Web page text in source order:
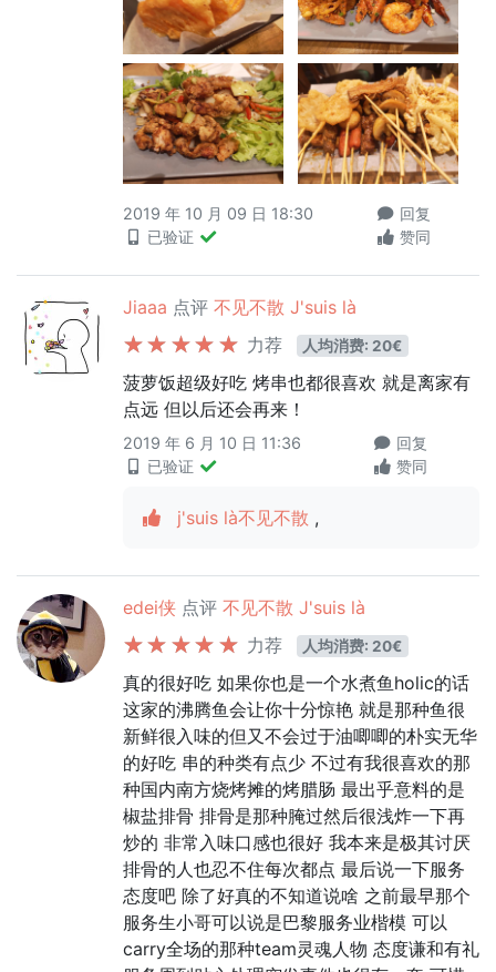
2019 年 10 月 09 日 18:30
已验证
回复
赞同
Jiaaa 点评 不见不散 J'suis là
力荐
人均消费: 20€
菠萝饭超级好吃 烤串也都很喜欢 就是离家有
点远 但以后还会再来！
2019 年 6 月 10 日 11:36
已验证
回复
赞同
j'suis là不见不散 ,
edei侠 点评 不见不散 J'suis là
力荐
人均消费: 20€
真的很好吃 如果你也是一个水煮鱼holic的话
这家的沸腾鱼会让你十分惊艳 就是那种鱼很
新鲜很入味的但又不会过于油唧唧的朴实无华
的好吃 串的种类有点少 不过有我很喜欢的那
种国内南方烧烤摊的烤腊肠 最出乎意料的是
椒盐排骨 排骨是那种腌过然后很浅炸一下再
炒的 非常入味口感也很好 我本来是极其讨厌
排骨的人也忍不住每次都点 最后说一下服务
态度吧 除了好真的不知道说啥 之前最早那个
服务生小哥可以说是巴黎服务业楷模 可以
carry全场的那种team灵魂人物 态度谦和有礼